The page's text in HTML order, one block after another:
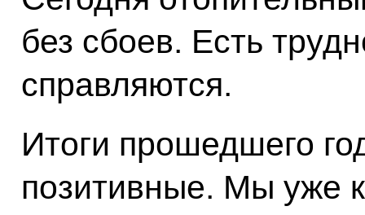
без сбоев. Есть
справляются.
Итоги прошедшего
позитивные. Мы уже